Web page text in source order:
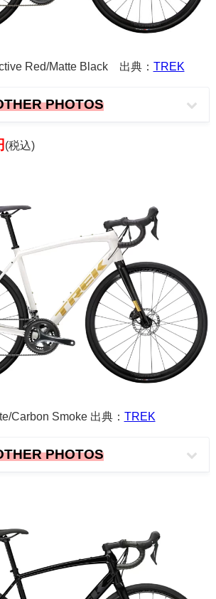
Red/Matte Black 出典： TREK
PHOTOS
(税込)
Carbon Smoke 出典： TREK
PHOTOS